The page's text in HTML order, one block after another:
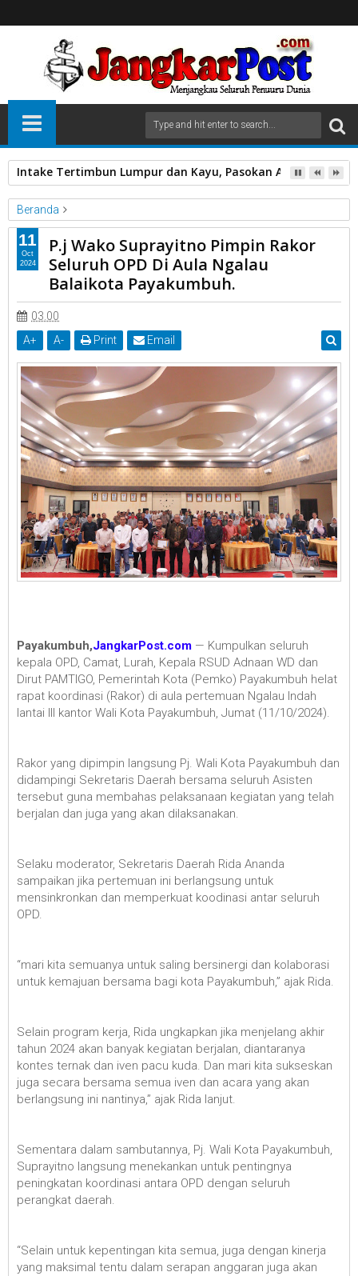
Intake Tertimbun Lumpur dan Kayu, Pasokan Air Bersih di
Beranda
P.j Wako Suprayitno Pimpin Rakor Seluruh OPD Di Aula Ngalau
Balaikota Payakumbuh.
P.j Wako Suprayitno Pimpin Rakor Seluruh OPD Di Aula Ngalau
Balaikota Payakumbuh.
P.j Wako Suprayitno Pimpin Rakor
Seluruh OPD Di Aula Ngalau
Balaikota Payakumbuh.
03.00
A+ A- Print Email
Payakumbuh,JangkarPost.com — Kumpulkan seluruh
kepala OPD, Camat, Lurah, Kepala RSUD Adnaan WD dan
Dirut PAMTIGO, Pemerintah Kota (Pemko) Payakumbuh helat
rapat koordinasi (Rakor) di aula pertemuan Ngalau Indah
lantai III kantor Wali Kota Payakumbuh, Jumat (11/10/2024).
Rakor yang dipimpin langsung Pj. Wali Kota Payakumbuh dan
didampingi Sekretaris Daerah bersama seluruh Asisten
tersebut guna membahas pelaksanaan kegiatan yang telah
berjalan dan juga yang akan dilaksanakan.
Selaku moderator, Sekretaris Daerah Rida Ananda
sampaikan jika pertemuan ini berlangsung untuk
mensinkronkan dan memperkuat koodinasi antar seluruh
OPD.
“mari kita semuanya untuk saling bersinergi dan kolaborasi
untuk kemajuan bersama bagi kota Payakumbuh,” ajak Rida.
Selain program kerja, Rida ungkapkan jika menjelang akhir
tahun 2024 akan banyak kegiatan berjalan, diantaranya
kontes ternak dan iven pacu kuda. Dan mari kita sukseskan
juga secara bersama semua iven dan acara yang akan
berlangsung ini nantinya,” ajak Rida lanjut.
Sementara dalam sambutannya, Pj. Wali Kota Payakumbuh,
Suprayitno langsung menekankan untuk pentingnya
peningkatan koordinasi antara OPD dengan seluruh
perangkat daerah.
“Selain untuk kepentingan kita semua, juga dengan kinerja
yang maksimal tentu dalam serapan anggaran juga akan
11
Oct
2024